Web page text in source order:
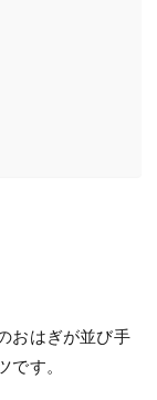
おはぎが並び手
す。